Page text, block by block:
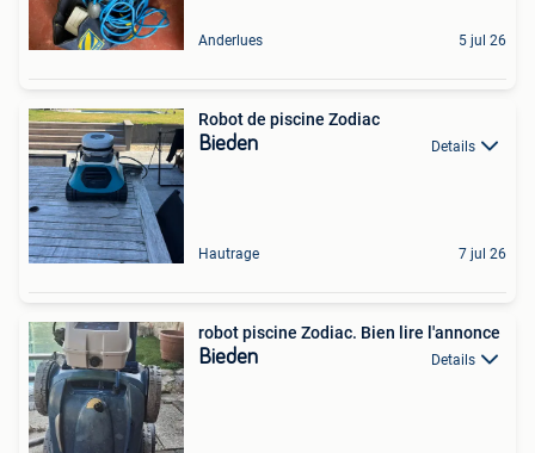
Anderlues 5 jul 26
Robot de piscine Zodiac
Bieden Details
Hautrage 7 jul 26
robot piscine Zodiac. Bien lire l'annonce
Bieden Details